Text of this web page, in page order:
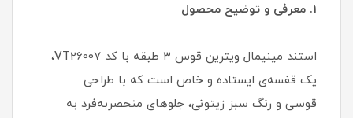
۱. معرفی و توضیح محصول
استند مینیمال ویترین قوس ۳ طبقه با کد VT26007،
یک قفسه‌ی ایستاده و خاص است که با طراحی
قوسی و رنگ سبز زیتونی، جلوهای منحصربه‌فرد به